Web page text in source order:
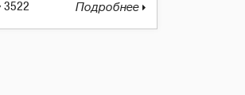
3522 Подробнее